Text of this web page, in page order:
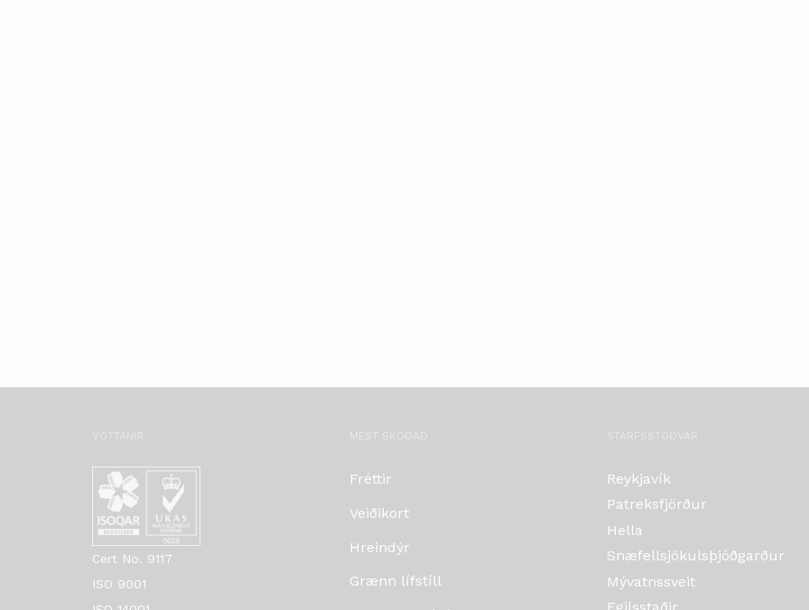
VOTTANIR
Cert No. 9117
ISO 9001
MEST SKOÐAÐ
Fréttir
Veiðikort
Hreindýr
Grænn lífstíll
STARFSSTÖÐVAR
Reykjavík
Patreksfjörður
Hella
Snæfellsjökulsþjóðgarður
Mývatnssveit